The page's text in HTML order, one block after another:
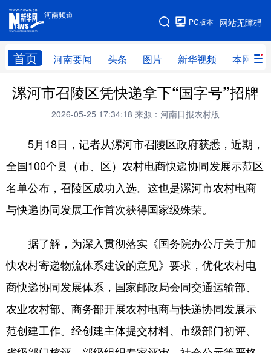
河南频道
网站无障碍
PC版本
首页 河南要闻 头条 图片 新华视频 本网原创
河南频道
网站地图
频道首页 河南要闻 头条
图片 本网原创 新华访谈
直播 新华社记者看河南 领导活动报道集
廉政 人事 新华视频
专题 网群推广 地方动态
乡村振兴 工业能源 科教兴省
民生社会 医疗健康 金融兴豫
文旅新探 豫股百家
地方频道
漯河市召陵区凭快递拿下“国字号”招牌
2026-05-25 17:34:18 来源：河南日报农村版
5月18日，记者从漯河市召陵区政府获悉，近期，
全国100个县（市、区）农村电商快递协同发展示范区
名单公布，召陵区成功入选。这也是漯河市农村电商
与快递协同发展工作首次获得国家级殊荣。
据了解，为深入贯彻落实《国务院办公厅关于加
快农村寄递物流体系建设的意见》要求，优化农村电
商快递协同发展体系，国家邮政局会同交通运输部、
农业农村部、商务部开展农村电商与快递协同发展示
范创建工作。经创建主体提交材料、市级部门初评、